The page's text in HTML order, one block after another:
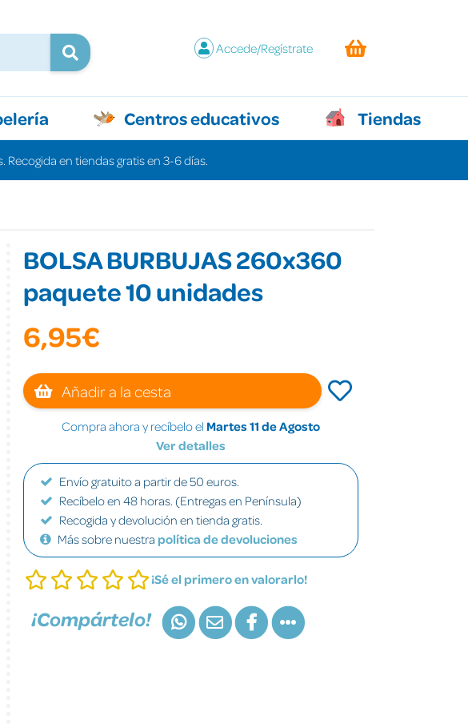
Accede/Regístrate
Centros educativos Tiendas
en tiendas gratis en 3-6 días.
BOLSA BURBUJAS 260x360
paquete 10 unidades
6,95€
Añadir a la cesta
Compra ahora y recíbelo el Martes 11 de Agosto
Ver detalles
Envío gratuito a partir de 50 euros.
Recíbelo en 48 horas. (Entregas en Península)
Recogida y devolución en tienda gratis.
Más sobre nuestra política de devoluciones
¡Sé el primero en valorarlo!
¡Compártelo!